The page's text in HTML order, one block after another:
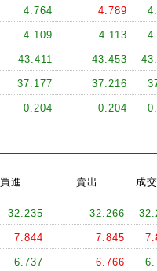
4.764 4.789
4.109 4.113
43.411 43.453
37.177 37.216
0.204 0.204
買進 賣出 成
32.235 32.266
7.844 7.845
6.737 6.766